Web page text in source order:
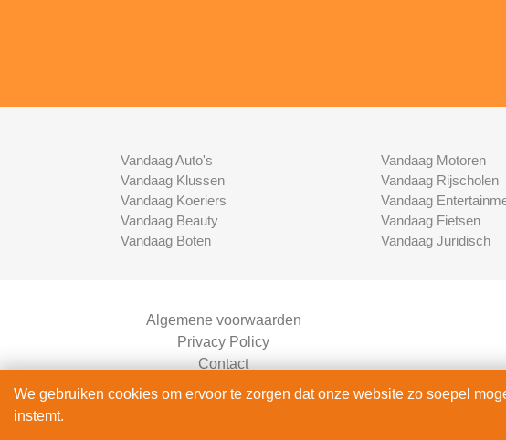
Vandaag Auto's
Vandaag Klussen
Vandaag Koeriers
Vandaag Beauty
Vandaag Boten
Vandaag Motoren
Vandaag Rijscholen
Vandaag
Vandaag Fietsen
Vandaag Juridisch
Algemene voorwaarden
Privacy Policy
Contact
Bedrijven Inlog
We gebruiken cookies om ervoor te zorgen dat onze website zo soepel
instemt.